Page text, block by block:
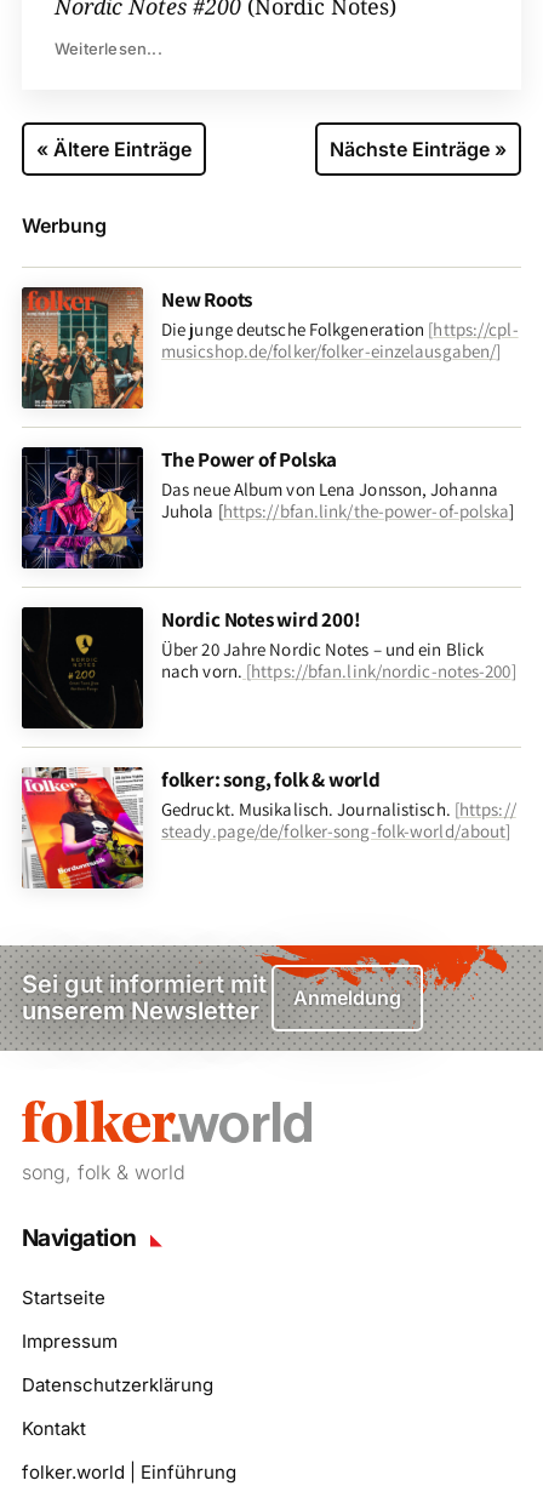
Nordic Notes #200(Nordic Notes)
Weiterlesen...
« Ältere Einträge Nächste Einträge »
Werbung
New Roots
Die junge deutsche Folkgeneration [https://cpl-
musicshop.de/folker/folker-einzelausgaben/]
The Power of Polska
Das neue Album von Lena Jonsson, Johanna
Juhola [https://bfan.link/the-power-of-polska]
Nordic Notes wird 200!
Über 20 Jahre Nordic Notes – und ein Blick
nach vorn. [https://bfan.link/nordic-notes-200]
folker: song, folk & world
Gedruckt. Musikalisch. Journalistisch. [https://
steady.page/de/folker-song-folk-world/about]
Sei gut informiert mit
unserem Newsletter
Anmeldung
song, folk & world
Navigation
Startseite
Impressum
Datenschutzerklärung
Kontakt
folker.world | Einführung